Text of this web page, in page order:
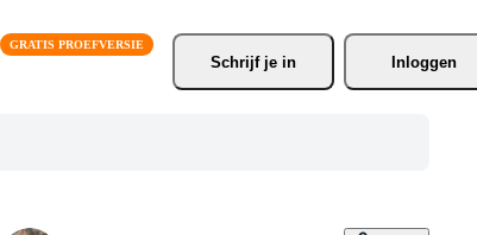
Schrijf je in Inloggen